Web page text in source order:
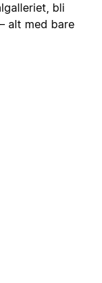
bli
alt med bare